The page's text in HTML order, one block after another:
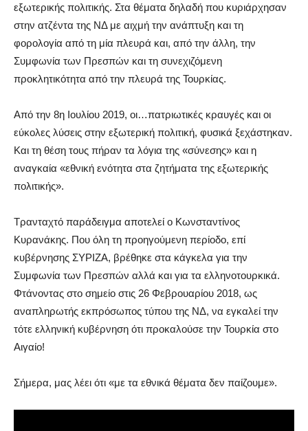
εξωτερικής πολιτικής. Στα θέματα δηλαδή που κυριάρχησαν
στην ατζέντα της ΝΔ με αιχμή την ανάπτυξη και τη
φορολογία από τη μία πλευρά και, από την άλλη, την
Συμφωνία των Πρεσπών και τη συνεχιζόμενη
προκλητικότητα από την πλευρά της Τουρκίας.
Από την 8η Ιουλίου 2019, οι…πατριωτικές κραυγές και οι
εύκολες λύσεις στην εξωτερική πολιτική, φυσικά ξεχάστηκαν.
Και τη θέση τους πήραν τα λόγια της «σύνεσης» και η
αναγκαία «εθνική ενότητα στα ζητήματα της εξωτερικής
πολιτικής».
Τρανταχτό παράδειγμα αποτελεί ο Κωνσταντίνος
Κυρανάκης. Που όλη τη προηγούμενη περίοδο, επί
κυβέρνησης ΣΥΡΙΖΑ, βρέθηκε στα κάγκελα για την
Συμφωνία των Πρεσπών αλλά και για τα ελληνοτουρκικά.
Φτάνοντας στο σημείο στις 26 Φεβρουαρίου 2018, ως
αναπληρωτής εκπρόσωπος τύπου της ΝΔ, να εγκαλεί την
τότε ελληνική κυβέρνηση ότι προκαλούσε την Τουρκία στο
Αιγαίο!
Σήμερα, μας λέει ότι «με τα εθνικά θέματα δεν παίζουμε».